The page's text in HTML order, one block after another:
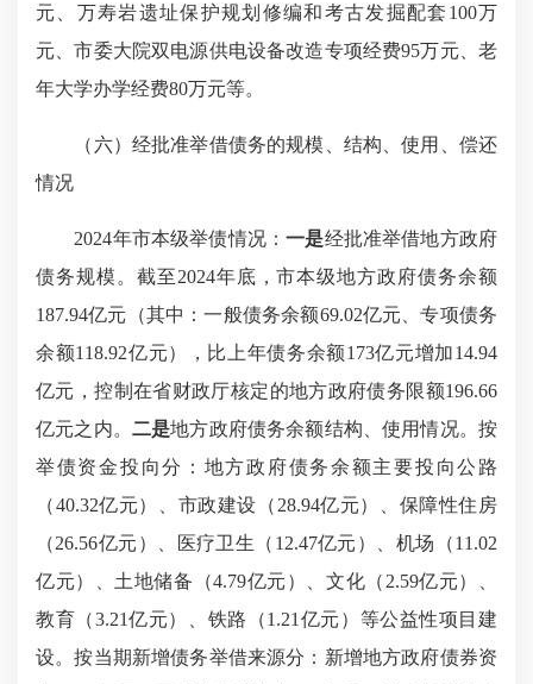
元、万寿岩遗址保护规划修编和考古发掘配套100万
元、市委大院双电源供电设备改造专项经费95万元、老
年大学办学经费80万元等。
（六）经批准举借债务的规模、结构、使用、偿还
情况
2024年市本级举债情况：一是经批准举借地方政府
债务规模。截至2024年底，市本级地方政府债务余额
187.94亿元（其中：一般债务余额69.02亿元、专项债务
余额118.92亿元），比上年债务余额173亿元增加14.94
亿元，控制在省财政厅核定的地方政府债务限额196.66
亿元之内。 二是地方政府债务余额结构、使用情况。按
举债资金投向分：地方政府债务余额主要投向公路
（40.32亿元）、市政建设（28.94亿元）、保障性住房
（26.56亿元）、医疗卫生（12.47亿元）、机场（11.02
亿元）、土地储备（4.79亿元）、文化（2.59亿元）、
教育（3.21亿元）、铁路（1.21亿元）等公益性项目建
设。按当期新增债务举借来源分：新增地方政府债券资